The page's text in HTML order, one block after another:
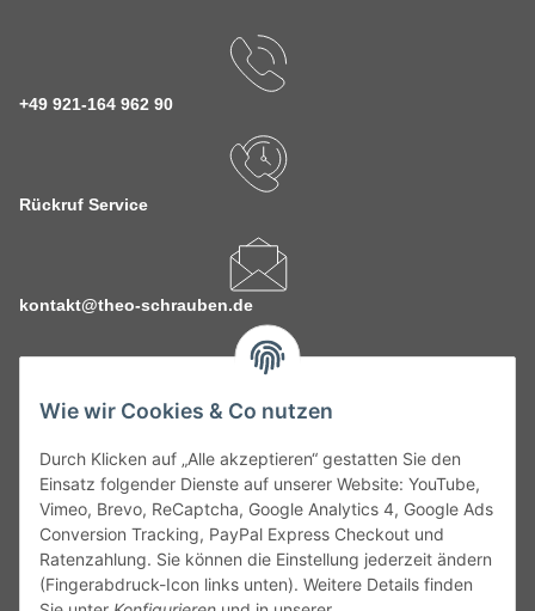
Wie wir Cookies & Co nutzen
Durch Klicken auf „Alle akzeptieren“ gestatten Sie den
Einsatz folgender Dienste auf unserer Website: YouTube,
Vimeo, Brevo, ReCaptcha, Google Analytics 4, Google Ads
Conversion Tracking, PayPal Express Checkout und
Ratenzahlung. Sie können die Einstellung jederzeit ändern
(Fingerabdruck-Icon links unten). Weitere Details finden
+49 921-164 962 90
Rückruf Service
kontakt@theo-schrauben.de
Service
Gesetzliche Informationen
Alle technischen Angaben ohne Gewähr. Irrtümer und fehlerhafte